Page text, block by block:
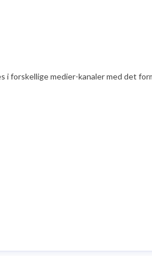
forskellige medier-kanaler med